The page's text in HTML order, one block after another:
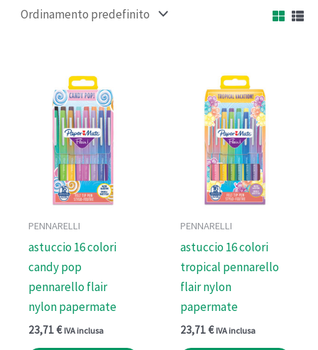
PENNARELLI
astuccio 16 colori
candy pop
pennarello flair
nylon papermate
23,71€ IVA inclusa
PENNARELLI
astuccio 16 colori
tropical pennarello
flair nylon
papermate
23,71€ IVA inclusa